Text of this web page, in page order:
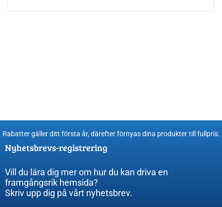
Rabatter gäller ditt första år, därefter förnyas dina produkter till fullpris​.
Nyhetsbrevs-registrering
Vill du lära dig mer om hur du kan driva en
framgångsrik hemsida?
Skriv upp dig på vårt nyhetsbrev.